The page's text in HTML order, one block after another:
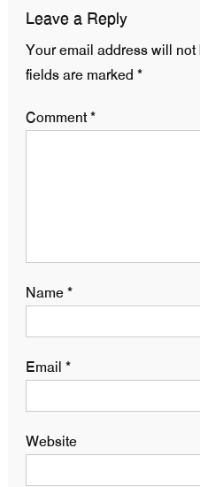
Leave a Reply
Your email address will
fields are marked *
Comment*
Name*
Email *
Website